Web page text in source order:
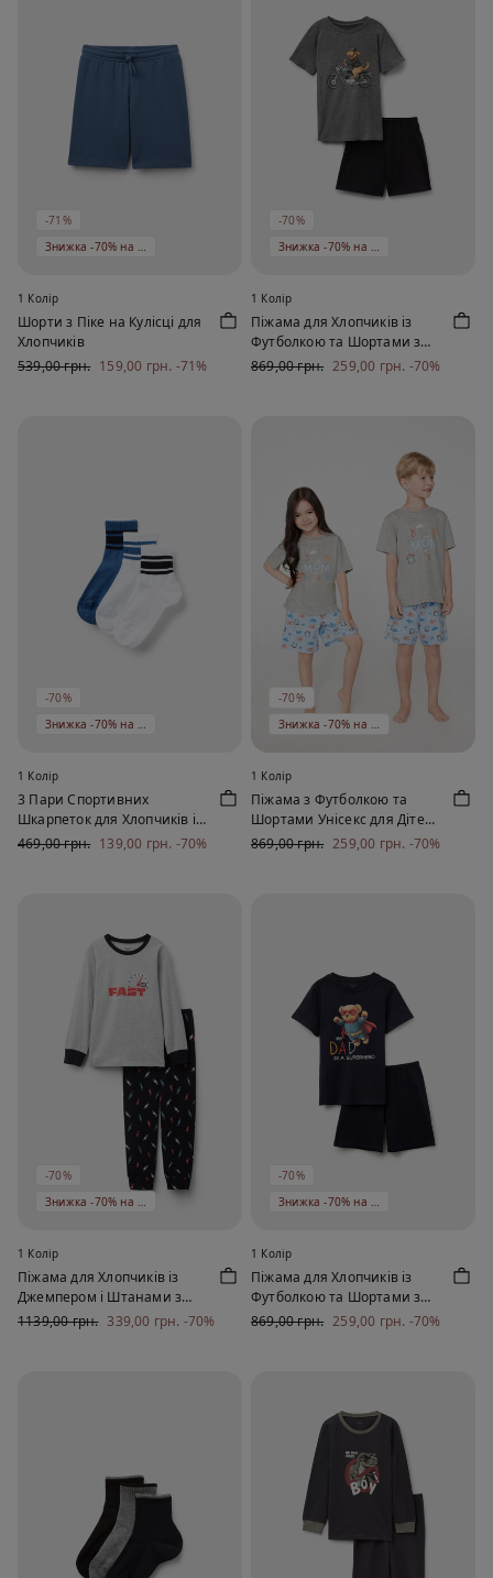
-71%
1 Колір
Шорти з Піке на Кулісці для
Хлопчиків
539,00 грн. 159,00 грн. -71%
-70%
1 Колір
Піжама для Хлопчиків із
Футболкою та Шортами з
Бавовни з Принтом «Собака
869,00 грн. 259,00 грн. -70%
-70%
1 Колір
3 Пари Спортивних
Шкарпеток для Хлопчиків із
Бавовни з Принтом
469,00 грн. 139,00 грн. -70%
-70%
1 Колір
Піжама з Футболкою та
Шортами Унісекс для Дітей
із Бавовни Best Mom
869,00 грн. 259,00 грн. -70%
-70%
1 Колір
Піжама для Хлопчиків із
Джемпером і Штанами з
Бавовни з Принтом «Fast»
1139,00 грн. 339,00 грн. -70%
-70%
1 Колір
Піжама для Хлопчиків із
Футболкою та Шортами з
Бавовни з Принтом
869,00 грн. 259,00 грн. -70%